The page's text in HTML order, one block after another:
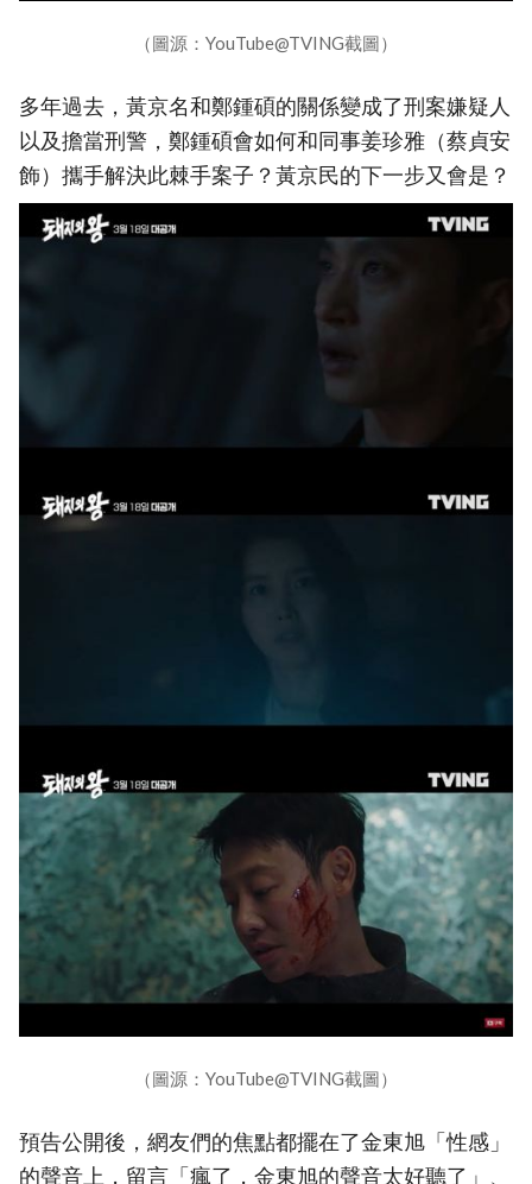
（圖源：YouTube@TVING截圖）
多年過去，黃京名和鄭鍾碩的關係變成了刑案嫌疑人
以及擔當刑警，鄭鍾碩會如何和同事姜珍雅（蔡貞安
飾）攜手解決此棘手案子？黃京民的下一步又會是？
（圖源：YouTube@TVING截圖）
預告公開後，網友們的焦點都擺在了金東旭「性感」
的聲音上，留言「瘋了，金東旭的聲音太好聽了」、